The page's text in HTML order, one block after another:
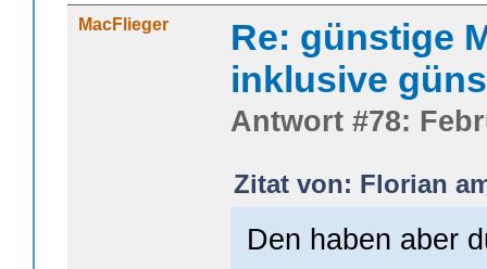
MacFlieger
Re: günstige
inklusive
Antwort #78:
Zitat von: Florian
Den haben aber